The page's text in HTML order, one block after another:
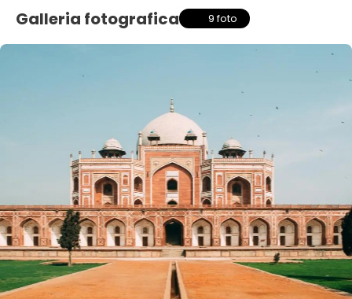
Galleria fotografica 9 foto